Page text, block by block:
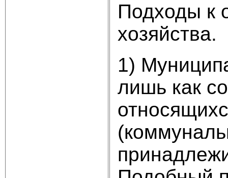
Подходы к
хозяйства.
1)
лишь как